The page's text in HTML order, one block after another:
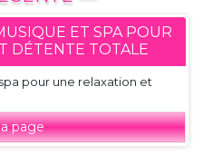
ET SPA POUR
DÉTENTE TOTALE
pour une relaxation et
page